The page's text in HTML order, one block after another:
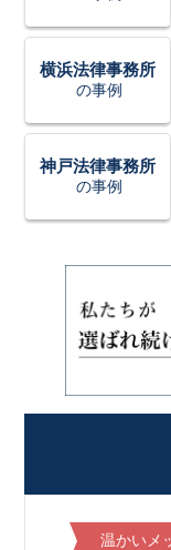
横浜法律事務所
の事例
神戸法律事務所
の事例
温かいメ